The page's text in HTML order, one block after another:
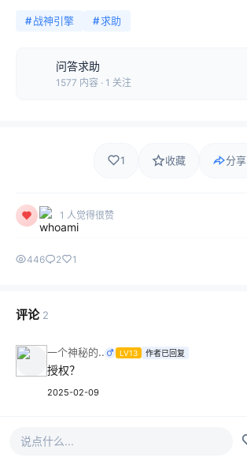
#战神引擎 #求助
问答求助
1577 内容 · 1 关注
1 收藏 分享
1 人觉得很赞
446 2 1
评论 2
一个神秘的.. LV13 作者已回复
授权？
2025-02-09
白猪3.1免授权的，更换14白猪端闪退
说点什么...